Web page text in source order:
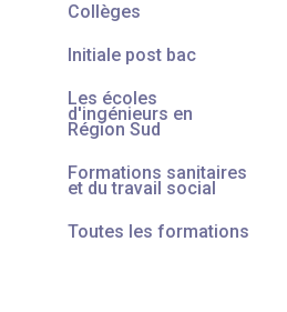
Collèges
Initiale post bac
Les écoles
d'ingénieurs en
Région Sud
Formations sanitaires
et du travail social
Toutes les formations